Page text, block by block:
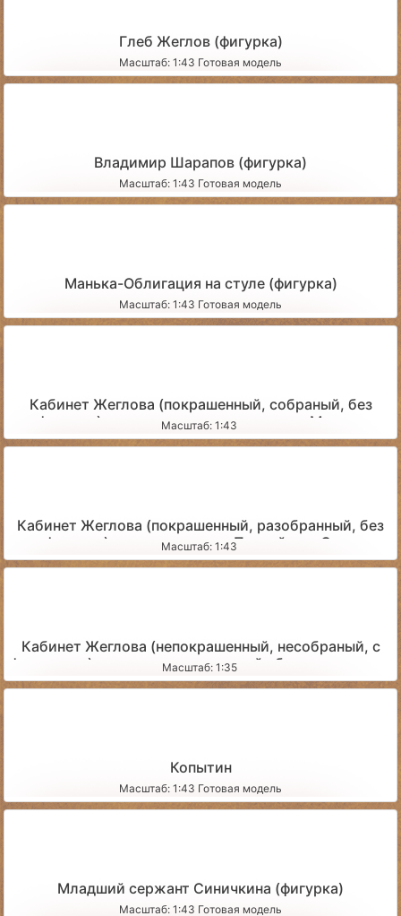
Глеб Жеглов (фигурка)
Масштаб: 1:43 Готовая модель
Владимир Шарапов (фигурка)
Масштаб: 1:43 Готовая модель
Манька-Облигация на стуле (фигурка)
Масштаб: 1:43 Готовая модель
Кабинет Жеглова (покрашенный, собраный, без
фигурок) - для доставки курьером по Москве
Масштаб: 1:43
Кабинет Жеглова (покрашенный, разобранный, без
фигурок) - для пересылки Почтой или Сдек
Масштаб: 1:43
Кабинет Жеглова (непокрашенный, несобраный, с
фигурками) - для самостоятельной сборки-покраски
Масштаб: 1:35
Копытин
Масштаб: 1:43 Готовая модель
Младший сержант Синичкина (фигурка)
Масштаб: 1:43 Готовая модель